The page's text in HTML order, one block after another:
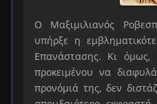
Ο Μαξιμιλιανός
υπήρξε η
Επανάστασης. Κι
προκειμένου να
προνόμιά της, δεν